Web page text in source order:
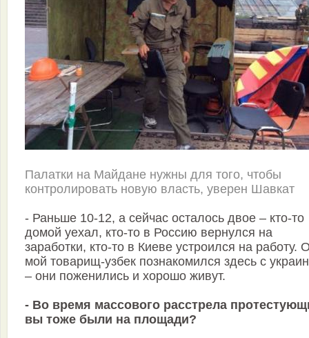
Палатки на Майдане нужны для того, чтобы
контролировать новую власть, уверен Шавкат
- Раньше 10-12, а сейчас осталось двое – кто-то
домой уехал, кто-то в Россию вернулся на
заработки, кто-то в Киеве устроился на работу.
мой товарищ-узбек познакомился здесь с
– они поженились и хорошо живут.
- Во время массового расстрела
вы тоже были на площади?